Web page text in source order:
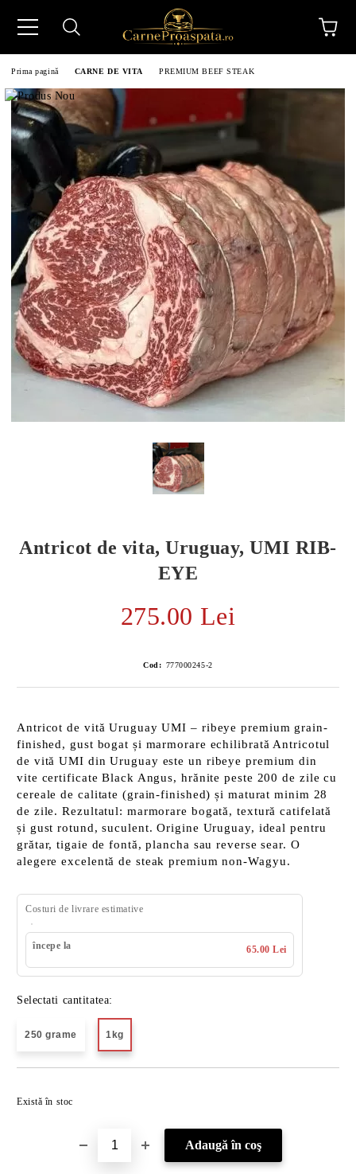
Prima pagină CARNE DE VITA PREMIUM BEEF STEAK
Antricot de vita, Uruguay, UMI RIB-
EYE
275.00 Lei
Cod: 777000245-2
Antricot de vită Uruguay UMI – ribeye premium grain-
finished, gust bogat și marmorare echilibrată Antricotul
de vită UMI din Uruguay este un ribeye premium din
vite certificate Black Angus, hrănite peste 200 de zile cu
cereale de calitate (grain-finished) și maturat minim 28
de zile. Rezultatul: marmorare bogată, textură catifelată
și gust rotund, suculent. Origine Uruguay, ideal pentru
grătar, tigaie de fontă, plancha sau reverse sear. O
alegere excelentă de steak premium non-Wagyu.
Costuri de livrare estimative
începe la 65.00 Lei
Selectati cantitatea:
250 grame 1kg
Există în stoc